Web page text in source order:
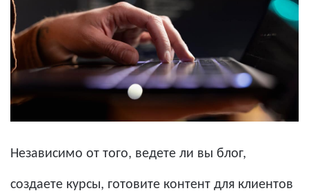
Независимо от того, ведете ли вы блог,
создаете курсы, готовите контент для клиентов